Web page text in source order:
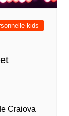
kids
Craiova